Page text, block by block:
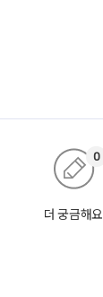
더 궁금해요
0